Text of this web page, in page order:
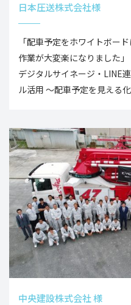
日本圧送株式会社様
「配車予定をホワイトボー
作業が大変楽になりました」
デジタルサイネージ・LINE
ル活用 ～配車予定を見える
中央建設株式会社 様